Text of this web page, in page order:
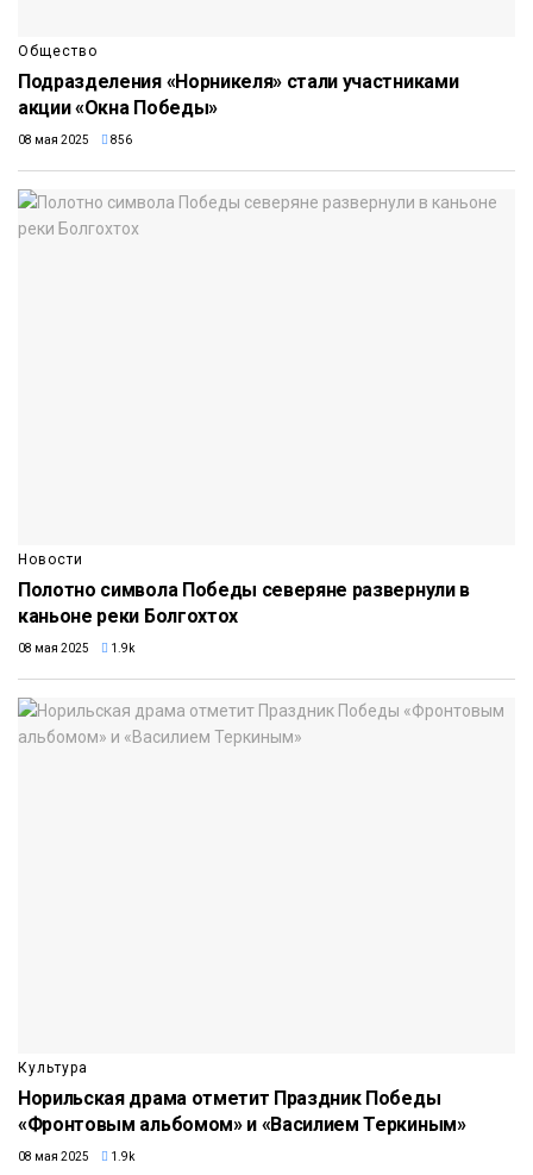
Общество
Подразделения «Норникеля» стали участниками
акции «Окна Победы»
08 мая 2025 856
Новости
Полотно символа Победы северяне развернули в
каньоне реки Болгохтох
08 мая 2025 1.9k
Культура
Норильская драма отметит Праздник Победы
«Фронтовым альбомом» и «Василием Теркиным»
08 мая 2025 1.9k